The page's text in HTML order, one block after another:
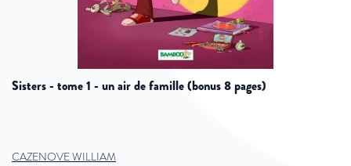
sisters - tome 1 - un air de famille (bonus 8 pages)
CAZENOVE WILLIAM